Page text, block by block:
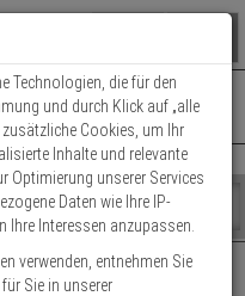
ist momentan leer.
0) Fertig
Filter führen zu keinem
16:30 | Fr.: 8:00 - 14:00 Uhr
Technologien, die für den
und durch Klick auf „alle
Cookies, um Ihr
Inhalte und relevante
Optimierung unserer Services
Daten wie Ihre IP-
Ihre Interessen anzupassen.
verwenden, entnehmen Sie
Sie in unserer